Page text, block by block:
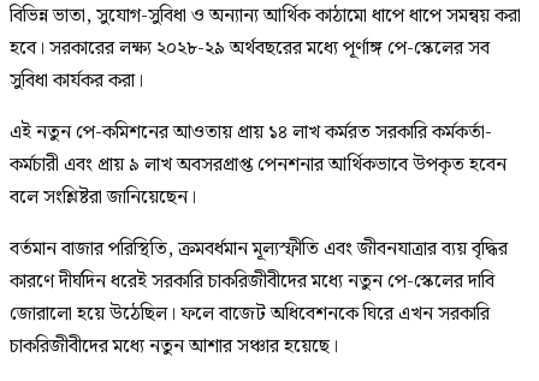
বিভিন্ন ভাতা, সুযোগ-সুবিধা ও অন্যান্য আর্থিক কাঠামো ধাপে ধাপে সমন্বয় করা
হবে। সরকারের লক্ষ্য ২০২৮-২৯ অর্থবছরের মধ্যে পূর্ণাঙ্গ পে-স্কেলের সব
সুবিধা কার্যকর করা।
এই নতুন পে-কমিশনের আওতায় প্রায় ১৪ লাখ কর্মরত সরকারি কর্মকর্তা-
কর্মচারী এবং প্রায় ৯ লাখ অবসরপ্রাপ্ত পেনশনার আর্থিকভাবে উপকৃত হবেন
বলে সংশ্লিষ্টরা জানিয়েছেন।
বর্তমান বাজার পরিস্থিতি, ক্রমবর্ধমান মূল্যস্ফীতি এবং জীবনযাত্রার ব্যয় বৃদ্ধির
কারণে দীর্ঘদিন ধরেই সরকারি চাকরিজীবীদের মধ্যে নতুন পে-স্কেলের দাবি
জোরালো হয়ে উঠেছিল। ফলে বাজেট অধিবেশনকে ঘিরে এখন সরকারি
চাকরিজীবীদের মধ্যে নতুন আশার সঞ্চার হয়েছে।